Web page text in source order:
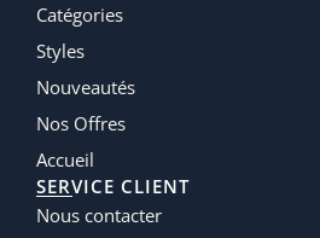
Catégories
Styles
Nouveautés
Nos Offres
Accueil
SERVICE CLIENT
Nous contacter